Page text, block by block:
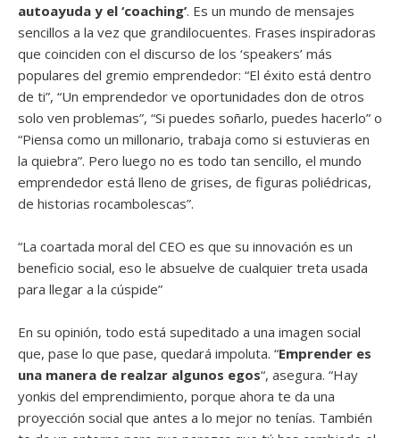
autoayuda y el ‘coaching’. Es un mundo de mensajes
sencillos a la vez que grandilocuen­tes. Frases inspiradoras
que coinciden con el discurso de los ‘speakers’ más
populares del gremio emprendedor: “El éxito está dentro
de ti”, “Un emprendedor ve oportunidades don­ de otros
solo ven problemas”, “Si puedes soñarlo, puedes hacerlo” o
“Piensa como un millonario, trabaja como si estuvieras en
la quiebra”. Pero luego no es todo tan sencillo, el mundo
emprendedor está lleno de grises, de fi­guras poliédricas,
de historias rocambolescas”.
“La coartada moral del CEO es que su innovación es un
beneficio social, eso le absuelve de cualquier treta usada
para llegar a la cúspide”
En su opinión, todo está supeditado a una imagen social
que, pase lo que pase, quedará impoluta. “Emprender es
una manera de realzar algunos egos“, asegura. “Hay
yonkis del emprendimiento, porque ahora te da una
proyección social que antes a lo mejor no tenías. También